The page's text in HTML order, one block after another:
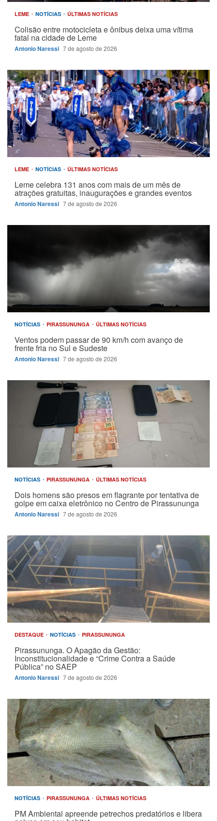
LEME NOTÍCIAS ÚLTIMAS NOTÍCIAS
Colisão entre motocicleta e ônibus deixa uma vítima
fatal na cidade de Leme
Antonio Naressi 7 de agosto de 2026
LEME NOTÍCIAS ÚLTIMAS NOTÍCIAS
Leme celebra 131 anos com mais de um mês de
atrações gratuitas, inaugurações e grandes eventos
Antonio Naressi 7 de agosto de 2026
NOTÍCIAS PIRASSUNUNGA ÚLTIMAS NOTÍCIAS
Ventos podem passar de 90 km/h com avanço de
frente fria no Sul e Sudeste
Antonio Naressi 7 de agosto de 2026
NOTÍCIAS PIRASSUNUNGA ÚLTIMAS NOTÍCIAS
Dois homens são presos em flagrante por tentativa de
golpe em caixa eletrônico no Centro de Pirassununga
Antonio Naressi 7 de agosto de 2026
DESTAQUE NOTÍCIAS PIRASSUNUNGA
Pirassununga. O Apagão da Gestão:
Inconstitucionalidade e “Crime Contra a Saúde
Pública” no SAEP
Antonio Naressi 7 de agosto de 2026
NOTÍCIAS PIRASSUNUNGA ÚLTIMAS NOTÍCIAS
PM Ambiental apreende petrechos predatórios e libera